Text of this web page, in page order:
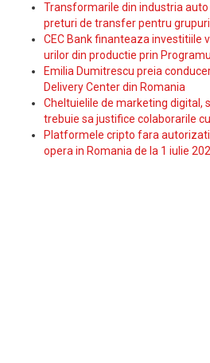
Transformarile din industria
preturi de transfer pentru
CEC Bank finanteaza investitiile
urilor din productie prin
Emilia Dumitrescu preia
Delivery Center din Romania
Cheltuielile de marketing digital,
trebuie sa justifice colaborarile
Platformele cripto fara
opera in Romania de la 1 iulie